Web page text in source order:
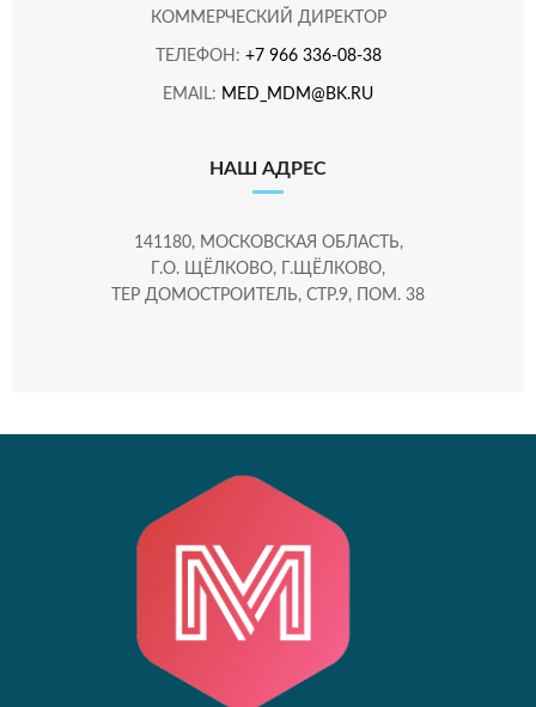
КОММЕРЧЕСКИЙ ДИРЕКТОР
ТЕЛЕФОН: +7 966 336-08-38
EMAIL: MED_MDM@BK.RU
НАШ АДРЕС
141180, МОСКОВСКАЯ ОБЛАСТЬ,
Г.О. ЩЁЛКОВО, Г.ЩЁЛКОВО,
ТЕР ДОМОСТРОИТЕЛЬ, СТР.9, ПОМ. 38